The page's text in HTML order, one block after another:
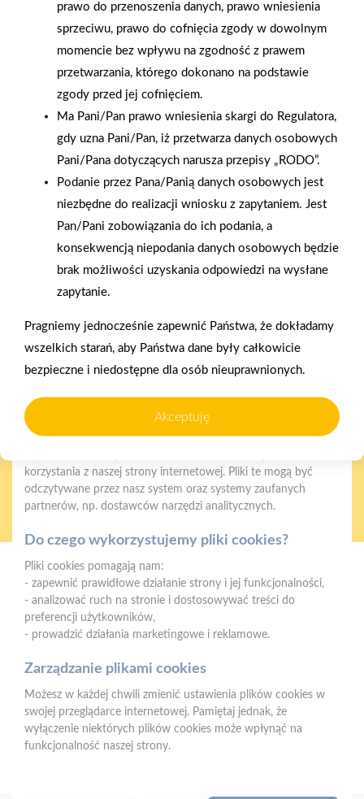
Otwarcie sklepu PSB
Mrówka w Wyrzysku
Gwarancja jakości
Zakupy w systemie
Oferujemy zakupy
telefoniczne
Zakupy
na terenie całej Polski
ul. Św. Ducha 12, 88-320 Strzelno (parking, plac składowy,
magazyn - wjazd od ul. Michelsona 19)
E-mail:biuro@psbstrzelno.pl
NIP:5571701187
REGON: 367902221
prawo do przenoszenia danych, prawo wniesienia
sprzeciwu, prawo do cofnięcia zgody w dowolnym
momencie bez wpływu na zgodność z prawem
przetwarzania, którego dokonano na podstawie
zgody przed jej cofnięciem.
Ma Pani/Pan prawo wniesienia skargi do Regulatora,
gdy uzna Pani/Pan, iż przetwarza danych osobowych
Pani/Pana dotyczących narusza przepisy „RODO”.
Podanie przez Pana/Panią danych osobowych jest
niezbędne do realizacji wniosku z zapytaniem. Jest
Pan/Pani zobowiązania do ich podania, a
konsekwencją niepodania danych osobowych będzie
brak możliwości uzyskania odpowiedzi na wysłane
zapytanie.
Pragniemy jednocześnie zapewnić Państwa, że dokładamy
wszelkich starań, aby Państwa dane były całkowicie
bezpieczne i niedostępne dla osób nieuprawnionych.
Akceptuję
Nasz serwis internetowy wykorzystuje pliki cookies w celu
użytkowania oraz analizy ruchu na stronie.
Czym są pliki cookies?
Cookies to niewielkie pliki tekstowe zapisywane na urządzeniu
korzystania z naszej strony internetowej. Pliki te mogą być
odczytywane przez nasz system oraz systemy zaufanych
partnerów, np. dostawców narzędzi analitycznych.
Do czego wykorzystujemy pliki cookies?
Pliki cookies pomagają nam:
- zapewnić prawidłowe działanie strony i jej funkcjonalności,
- analizować ruch na stronie i dostosowywać treści do
preferencji użytkowników,
- prowadzić działania marketingowe i reklamowe.
Zarządzanie plikami cookies
Możesz w każdej chwili zmienić ustawienia plików cookies w
swojej przeglądarce internetowej. Pamiętaj jednak, że
wyłączenie niektórych plików cookies może wpłynąć na
funkcjonalność naszej strony.